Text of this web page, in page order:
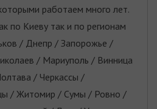
работаем много лет.
по Киеву так и по регионам
/ Днепр / Запорожье /
/ Мариуполь / Винница
/ Черкассы /
/ Житомир / Сумы / Ровно /